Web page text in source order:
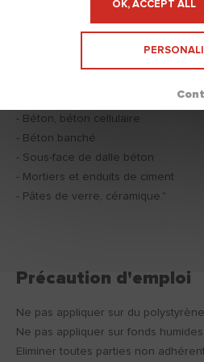
Supports
"Neufs ou rénovés, bruts ou peints :
- Béton, béton cellulaire
- Béton banché
- Sous-face de dalle béton
- Mortiers et enduits de ciment
- Pâtes de verre, céramique."
Précaution d'emploi
Ne pas appliquer sur du
Ne pas appliquer sur fonds humides.
Eliminer toutes parties non
OK, ACCEPT ALL